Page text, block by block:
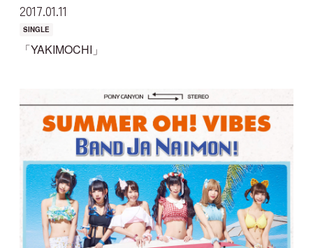
201701 11
SINGLE
「YAKIMOCHI」